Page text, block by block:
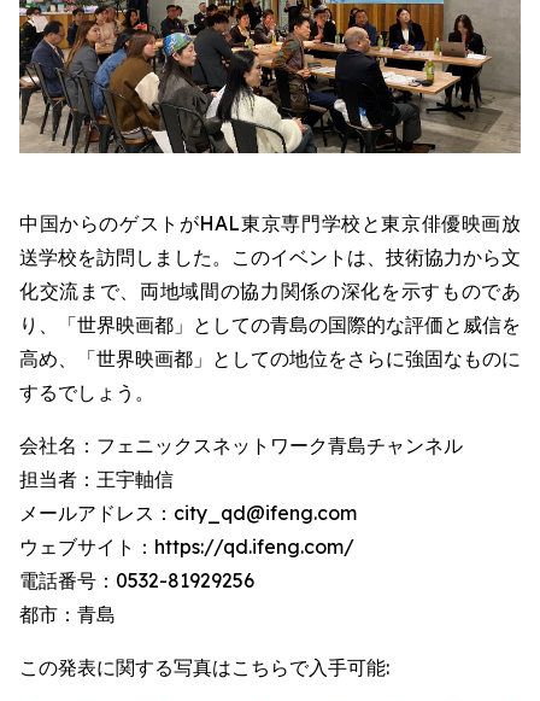
中国からのゲストがHAL東京専門学校と東京俳優映画放
送学校を訪問しました。このイベントは、技術協力から文
化交流まで、両地域間の協力関係の深化を示すものであ
り、「世界映画都」としての青島の国際的な評価と威信を
高め、「世界映画都」としての地位をさらに強固なものに
するでしょう。
会社名：フェニックスネットワーク青島チャンネル
担当者：王宇軸信
メールアドレス：city_qd@ifeng.com
ウェブサイト：https://qd.ifeng.com/
電話番号：0532-81929256
都市：青島
この発表に関する写真はこちらで入手可能: